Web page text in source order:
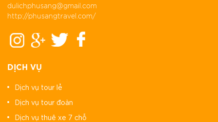
dulichphusang@gmail.com
http://phusangtravel.com/
DỊCH VỤ
Dịch vụ tour lẻ
Dịch vụ tour đoàn
Dịch vụ thuê xe 7 chỗ